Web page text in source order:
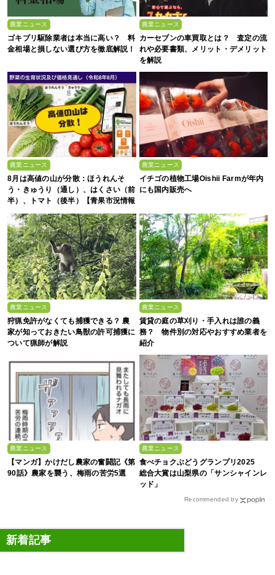
農業ニュース
ゴキブリ駆除業者は本当に高い？ 料
金相場と損しない選び方を徹底解説！
農業ニュース
カーセブンの車買取とは？ 査定の流
れや必要書類、メリット・デメリット
を解説
農業ニュース
8月は高値の山が分散：ほうれんそ
う・きゅうり（通し）、はくさい（前
半）、トマト（後半）【青果市況情報
アプリ「YAOYASAN」】
農業ニュース
イチゴの植物工場Oishii Farmが年内
にも国内販売へ
農業ニュース
狩猟免許がなくても捕獲できる？ 農
家が知っておきたい鳥獣の許可捕獲に
ついて猟師が解説
農業ニュース
賃貸の庭の草刈り・手入れは誰の義
務？ 物件別の対応やおすすめ業者を
紹介
農業ニュース
【マンガ】かけだし農家の奮闘記《第
90話》農家を襲う、梅雨の苦労5選
農業ニュース
食べチョクぶどうグランプリ2025
総合大賞は山梨県の「サンシャインレ
ッド」
Recommended by
新着記事